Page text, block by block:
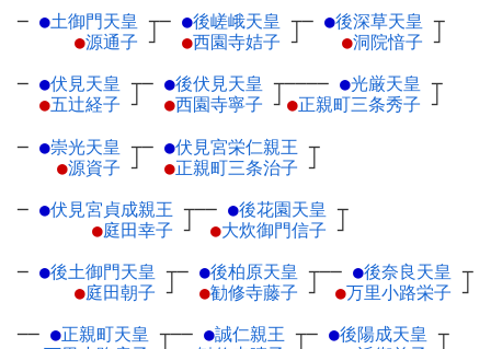
─ ●土御門天皇 ┬
●源通子 ┘
─ ●後嵯峨天皇 ┬
●西園寺姞子 ┘
─ ●後深草天皇 ┬
●洞院愔子 ┘
─ ●伏見天皇 ┬
●五辻経子 ┘
─ ●後伏見天皇 ┬
●西園寺寧子 ┘
──── ●光厳天皇 ┬
●正親町三条秀子 ┘
─ ●崇光天皇 ┬
●源資子 ┘
─ ●伏見宮栄仁親王 ┬
●正親町三条治子 ┘
─ ●伏見宮貞成親王 ┬
●庭田幸子 ┘
── ●後花園天皇 ┬
●大炊御門信子 ┘
─ ●後土御門天皇 ┬
●庭田朝子 ┘
─ ●後柏原天皇 ┬
●勧修寺藤子 ┘
── ●後奈良天皇 ┬
●万里小路栄子 ┘
── ●正親町天皇 ┬── ●誠仁親王 ┬─ ●後陽成天皇 ┬